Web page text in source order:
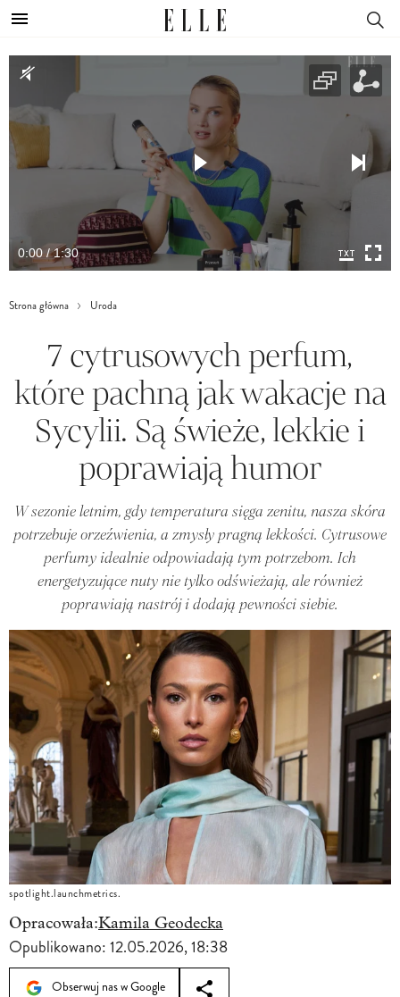
0:00 / 1:30
Strona główna Uroda
7 cytrusowych perfum,
które pachną jak wakacje na
Sycylii. Są świeże, lekkie i
poprawiają humor
W sezonie letnim, gdy temperatura sięga zenitu, nasza skóra
potrzebuje orzeźwienia, a zmysły pragną lekkości. Cytrusowe
perfumy idealnie odpowiadają tym potrzebom. Ich
energetyzujące nuty nie tylko odświeżają, ale również
poprawiają nastrój i dodają pewności siebie.
spotlight.launchmetrics.
Opracowała:Kamila Geodecka
Opublikowano:12.05.2026, 18:38
Obserwuj nas w Google